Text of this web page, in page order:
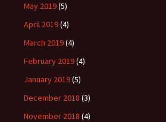
May 2019(5)
April 2019(4)
March 2019(4)
February 2019(4)
January 2019(5)
December 2018 (3)
November 2018 (4)